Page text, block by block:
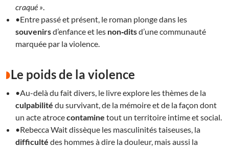
craqué »
•Entre passé et présent, le roman plonge dans les
souvenirsd’enfance et les non‑ditsd’une communauté
marquée par la violence.
Le poids de la violence
•Au-delà du fait divers, le livre explore les thèmes de la
culpabilité du survivant, de la mémoire et de la façon dont
un acte atrocecontamine tout un territoire intime et social.
•Rebecca Wait dissèque les masculinités taiseuses, la
difficulté des hommes à dire la douleur, mais aussi la